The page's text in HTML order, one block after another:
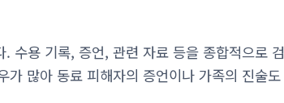
수용 기록, 증언, 관련 자료 등을 종합적으로 검
많아 동료 피해자의 증언이나 가족의 진술도